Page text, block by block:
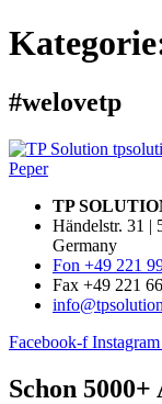
#welovetp
TP
Händelstr. 31 |
Germany
Fon +49 221
Fax +49 221
Facebook-f Instagram
Schon